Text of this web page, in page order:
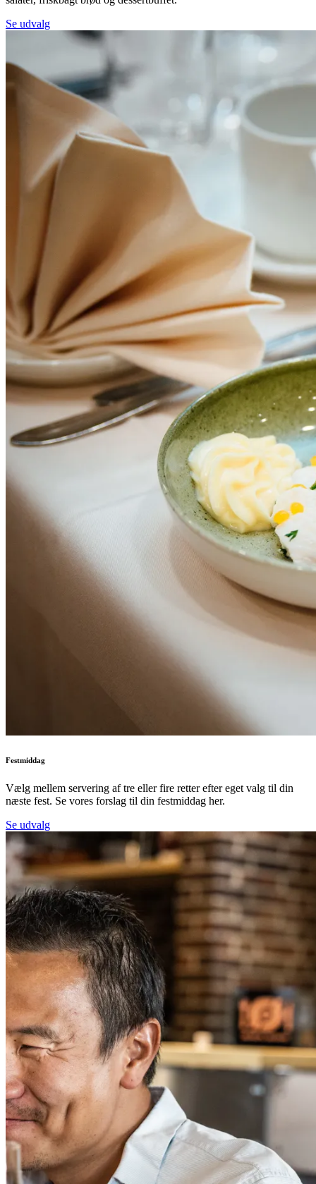
Se udvalg
Festmiddag
Vælg mellem servering af tre eller fire retter efter eget valg til din
næste fest. Se vores forslag til din festmiddag her.
Se udvalg